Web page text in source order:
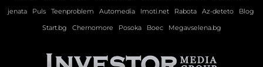
jenata
Puls Teenproblem Automedia Imoti.net Rabota Az-deteto
Blog
Start.bg
Chernomore Posoka Boec Megavselena.bg